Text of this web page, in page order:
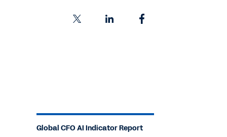
Global CFO AI Indicator Report